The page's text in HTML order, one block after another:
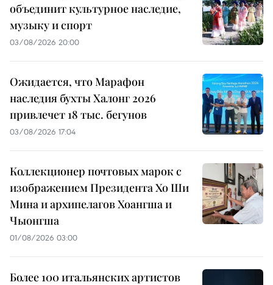
объединит культурное наследие,
музыку и спорт
03/08/2026 20:00
Ожидается, что Марафон
наследия бухты Халонг 2026
привлечет 18 тыс. бегунов
03/08/2026 17:04
Коллекционер почтовых марок с
изображением Президента Хо Ши
Мина и архипелагов Хоангша и
Чыонгша
01/08/2026 03:00
Более 100 итальянских артистов